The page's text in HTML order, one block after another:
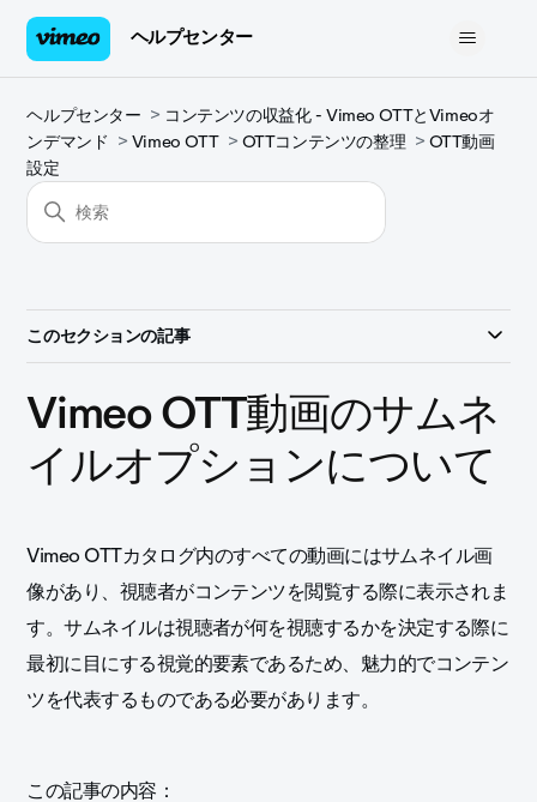
ヘルプセンター
ヘルプセンター
コンテンツの収益化 - Vimeo OTTとVimeoオ
ンデマンド
Vimeo OTT OTTコンテンツの整理
OTT動画
設定
このセクションの記事
Vimeo OTT動画のサムネ
イルオプションについて
Vimeo OTTカタログ内のすべての動画にはサムネイル画
像があり、視聴者がコンテンツを閲覧する際に表示されま
す。サムネイルは視聴者が何を視聴するかを決定する際に
最初に目にする視覚的要素であるため、魅力的でコンテン
ツを代表するものである必要があります。
この記事の内容：